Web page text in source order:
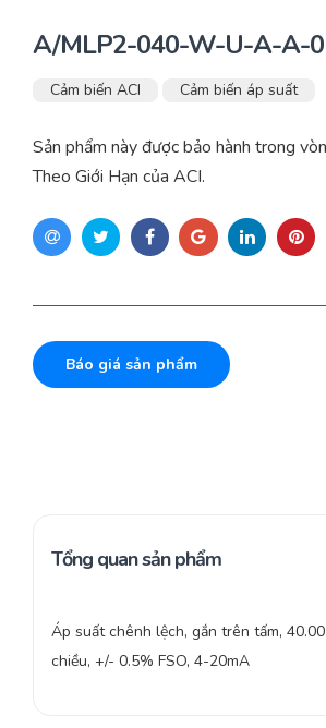
A/MLP2-040-W-U-A-A-
Cảm biến ACI Cảm biến áp suất
Sản phẩm này được bảo hành trong
Theo Giới Hạn của ACI.
Báo giá sản phẩm
Tổng quan sản phẩm
Áp suất chênh lệch, gắn trên tấm,
chiều, +/- 0.5% FSO, 4-20mA